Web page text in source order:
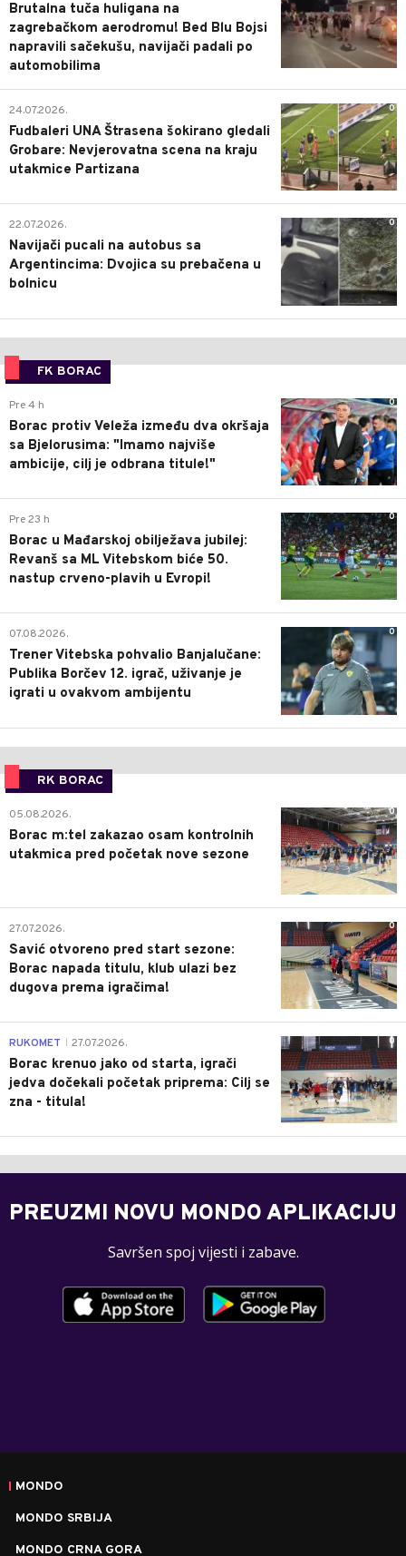
Brutalna tuča huligana na
zagrebačkom aerodromu! Bed Blu Bojsi
napravili sačekušu, navijači padali po
automobilima
0
24.07.2026.
Fudbaleri UNA Štrasena šokirano gledali
Grobare: Nevjerovatna scena na kraju
utakmice Partizana
0
22.07.2026.
Navijači pucali na autobus sa
Argentincima: Dvojica su prebačena u
bolnicu
FK BORAC
0
Pre 4 h
Borac protiv Veleža između dva okršaja
sa Bjelorusima: "Imamo najviše
ambicije, cilj je odbrana titule!"
0
Pre 23 h
Borac u Mađarskoj obilježava jubilej:
Revanš sa ML Vitebskom biće 50.
nastup crveno-plavih u Evropi!
0
07.08.2026.
Trener Vitebska pohvalio Banjalučane:
Publika Borčev 12. igrač, uživanje je
igrati u ovakvom ambijentu
RK BORAC
0
05.08.2026.
Borac m:tel zakazao osam kontrolnih
utakmica pred početak nove sezone
0
27.07.2026.
Savić otvoreno pred start sezone:
Borac napada titulu, klub ulazi bez
dugova prema igračima!
0
RUKOMET 27.07.2026.
Borac krenuo jako od starta, igrači
jedva dočekali početak priprema: Cilj se
zna - titula!
PREUZMI NOVU MONDO APLIKACIJU
Savršen spoj vijesti i zabave.
MONDO
MONDO SRBIJA
MONDO CRNA GORA